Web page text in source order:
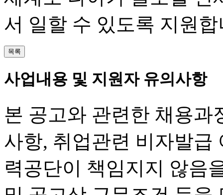
서 일할 수 있도록 지원합
목록
사업내용 및 지원자 유의사항
본 공고와 관련한 채용과
사항, 취업관련 비자발급
력공단이 책임지지 않음